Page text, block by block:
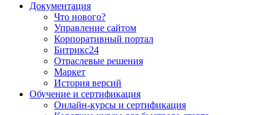
Документация
Что нового?
Управление сайтом
Корпоративный портал
Битрикс24
Отраслевые решения
Маркет
История версий
Обучение и сертификация
Онлайн-курсы и сертификация